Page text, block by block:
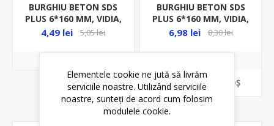
BURGHIU BETON SDS
PLUS 6*160 MM, VIDIA,
23650
4,49 lei 5,05 lei
BURGHIU BETON SDS
PLUS 6*160 MM, VIDIA,
YT-4202
6,98 lei 8,30 lei
ADAUGĂ ȊN COŞ
Elementele cookie ne jută să livrăm
serviciile noastre. Utilizând serviciile
noastre, sunteți de acord cum folosim
modulele cookie.